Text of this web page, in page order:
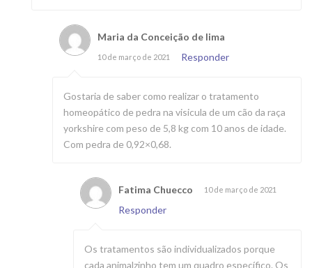
Maria da Conceição de lima
10 de março de 2021 Responder
Gostaria de saber como realizar o tratamento
homeopático de pedra na visicula de um cão da raça
yorkshire com peso de 5,8 kg com 10 anos de idade.
Com pedra de 0,92×0,68.
Fatima Chuecco 10 de março de 2021
Responder
Os tratamentos são individualizados porque
cada animalzinho tem um quadro específico. Os